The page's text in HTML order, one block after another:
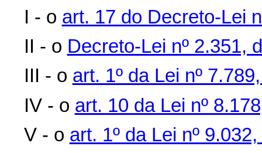
I - o art. 17 do Decreto-Lei
II - o Decreto-Lei nº 2.351,
III - o art. 1º da Lei nº
IV - o art. 10 da Lei nº
V - o art. 1º da Lei nº